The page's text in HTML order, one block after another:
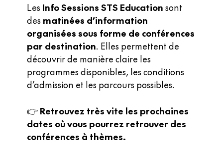
Les Info Sessions STS Education sont
des matinées d’information
organisées sous forme de conférences
par destination. Elles permettent de
découvrir de manière claire les
programmes disponibles, les conditions
d’admission et les parcours possibles.
👉Retrouvez très vite les prochaines
dates où vous pourrez retrouver des
conférences à thèmes.